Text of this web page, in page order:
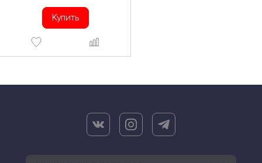
Купить